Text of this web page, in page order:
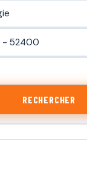
- 52400
RECHERCHER